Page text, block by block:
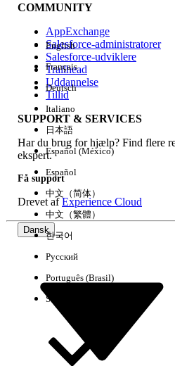
Experience
COMMUNITY
AppExchange
Salesforce-administratorer
Salesforce-udviklere
Trailhead
Uddannelse
Tillid
SUPPORT & SERVICES
Har du brug for hjælp? Find flere
ekspert.
Få support
Drevet afExperience Cloud
Dansk
English
Français
Deutsch
Italiano
日本語
Español (México)
Español
中文（简体）
中文（繁體）
한국어
Русский
Português (Brasil)
Suomi